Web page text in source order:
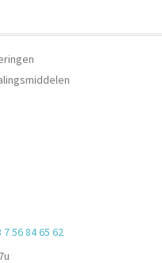
7 56 84 65 62